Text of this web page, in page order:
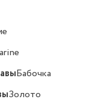
Бабочка
Золото